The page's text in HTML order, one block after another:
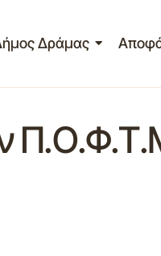
Δράμας